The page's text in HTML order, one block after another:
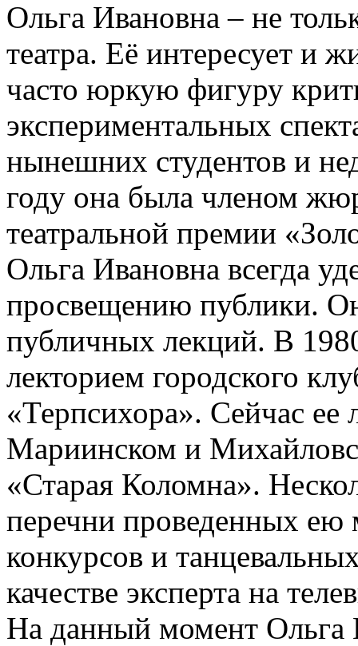
Ольга Ивановна – не
театра. Её интересует и
часто юркую фигуру
экспериментальных
нынешних студентов и
году она была членом
театральной премии
Ольга Ивановна всегда
просвещению публики.
публичных лекций. В
лекторием городского
«Терпсихора». Сейчас
Мариинском и
«Старая Коломна».
перечни проведенных ею
конкурсов и
качестве эксперта на
На данный момент Ольга